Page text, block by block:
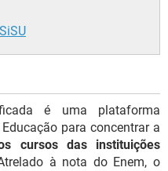
é uma plataforma
para concentrar a
cursos das instituições
à nota do Enem, o